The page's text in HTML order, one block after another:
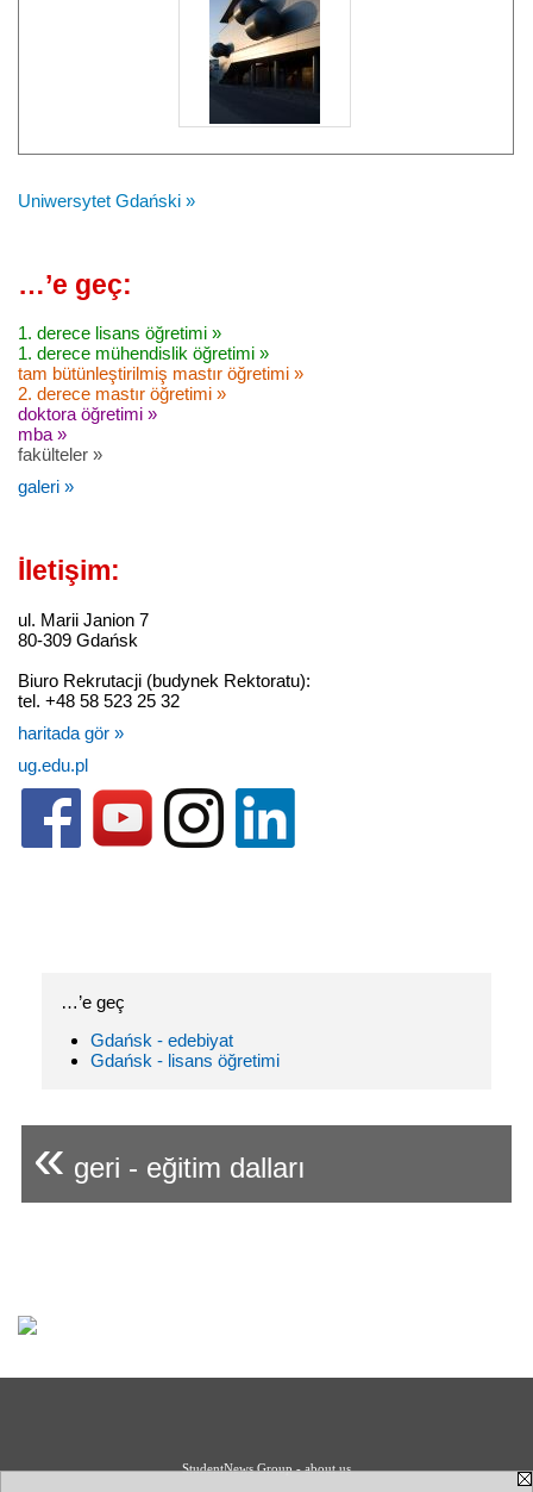
Uniwersytet Gdański »
…’e geç:
1. derece lisans öğretimi »
1. derece mühendislik öğretimi »
tam bütünleştirilmiş mastır öğretimi »
2. derece mastır öğretimi »
doktora öğretimi »
mba »
fakülteler »
galeri »
İletişim:
ul. Marii Janion 7
80-309 Gdańsk
Biuro Rekrutacji (budynek Rektoratu):
tel. +48 58 523 25 32
haritada gör »
ug.edu.pl
…’e geç
Gdańsk - edebiyat
Gdańsk - lisans öğretimi
« geri - eğitim dalları
StudentNews Group - about us